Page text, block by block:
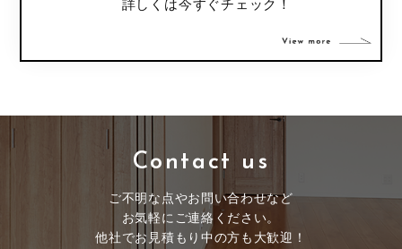
詳しくは今すぐチェック！
Contact us
ご不明な点やお問い合わせなど
お気軽にご連絡ください。
他社でお見積もり中の方も大歓迎！